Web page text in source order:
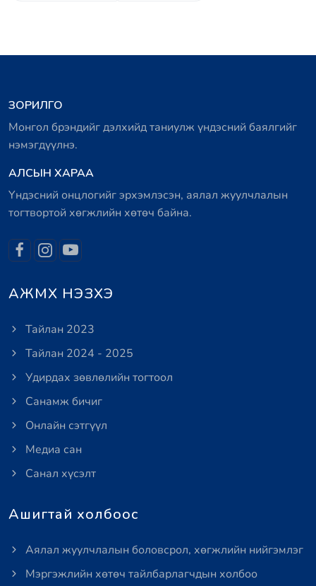
ЗОРИЛГО
Монгол брэндийг дэлхийд таниулж үндэсний баялгийг
нэмэгдүүлнэ.
АЛСЫН ХАРАА
Үндэсний онцлогийг эрхэмлэсэн, аялал жуулчлалын
тогтвортой хөгжлийн хөтөч байна.
АЖМХ НЭЗХЭ
Тайлан 2023
Тайлан 2024 - 2025
Удирдах зөвлөлийн тогтоол
Санамж бичиг
Онлайн сэтгүүл
Медиа сан
Санал хүсэлт
Ашигтай холбоос
Аялал жуулчлалын боловсрол, хөгжлийн нийгэмлэг
Мэргэжлийн хөтөч тайлбарлагчдын холбоо